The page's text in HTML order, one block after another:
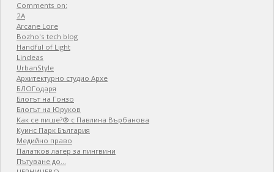
Comments on:
2A
Arcane Lore
Bozho's tech blog
Handful of Light
Lindeas
UrbanStyle
Архитектурно студио Архе
БЛОГодаря
Блогът на Гонзо
Блогът на Юруков
Как се пише?® с Павлина Върбанова
Куинс Парк България
Медийно право
Палатков лагер зa пингвини
Пътуване до…